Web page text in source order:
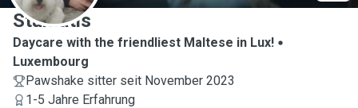
Stamatis
Daycare with the friendliest Maltese in Lux!
Luxembourg
Pawshake sitter seit November 2023
1-5 Jahre Erfahrung